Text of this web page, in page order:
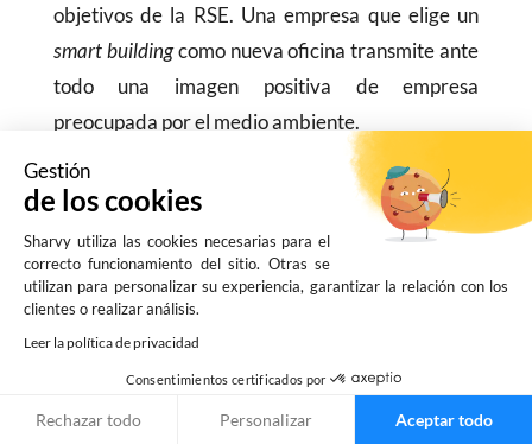
Gestión
de los cookies
Sharvy utiliza las cookies necesarias para el
correcto funcionamiento del sitio. Otras se
utilizan para personalizar su experiencia, garantizar la relación con los
clientes o realizar análisis.
Leer la política de privacidad
Consentimientos certificados por
Rechazar todo Personalizar Aceptar todo
objetivos de la RSE. Una empresa que elige un
smart buildingcomo nueva oficina transmite ante
todo una imagen positiva de empresa
preocupada por el medio ambiente.
Al mismo tiempo,
la sede de la empresa será
directamente más atractiva para los futuros
empleados.Además del creciente interés por las
nuevas tecnologías en el lugar de trabajo, los
candidatos están cada vez más interesados en
trabajar para una empresa cercana a sus valores,
en línea con sus propios compromisos y su ética.